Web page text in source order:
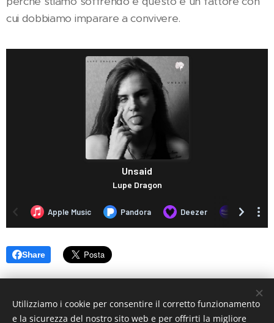
cui dobbiamo imparare a convivere.
Share
Utilizziamo i cookie per consentire il corretto funzionamento
e la sicurezza del nostro sito web e per offrirti la migliore